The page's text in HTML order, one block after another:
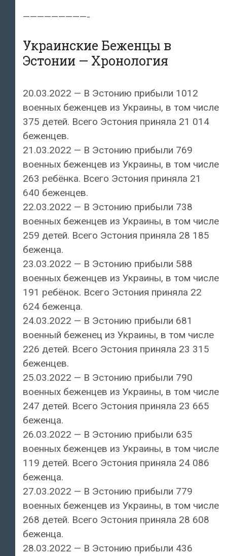
—————————-
Украинские Беженцы в
Эстонии — Хронология
20.03.2022 — В Эстонию прибыли 1012
военных беженцев из Украины, в том числе
375 детей. Всего Эстония приняла 21 014
беженцев.
21.03.2022 — В Эстонию прибыли 769
военных беженцев из Украины, в том числе
263 ребёнка. Всего Эстония приняла 21
640 беженцев.
22.03.2022 — В Эстонию прибыли 738
военных беженцев из Украины, в том числе
259 детей. Всего Эстония приняла 28 185
беженца.
23.03.2022 — В Эстонию прибыли 588
военных беженцев из Украины, в том числе
191 ребёнок. Всего Эстония приняла 22
624 беженца.
24.03.2022 — В Эстонию прибыли 681
военный беженец из Украины, в том числе
226 детей. Всего Эстония приняла 23 315
беженцев.
25.03.2022 — В Эстонию прибыли 790
военных беженцев из Украины, в том числе
247 детей. Всего Эстония приняла 23 665
беженца.
26.03.2022 — В Эстонию прибыли 635
военных беженцев из Украины, в том числе
119 детей. Всего Эстония приняла 24 086
беженца.
27.03.2022 — В Эстонию прибыли 779
военных беженцев из Украины, в том числе
268 детей. Всего Эстония приняла 28 608
беженца.
28.03.2022 — В Эстонию прибыли 436